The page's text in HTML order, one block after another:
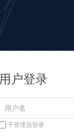
用户登录
子管理员登录